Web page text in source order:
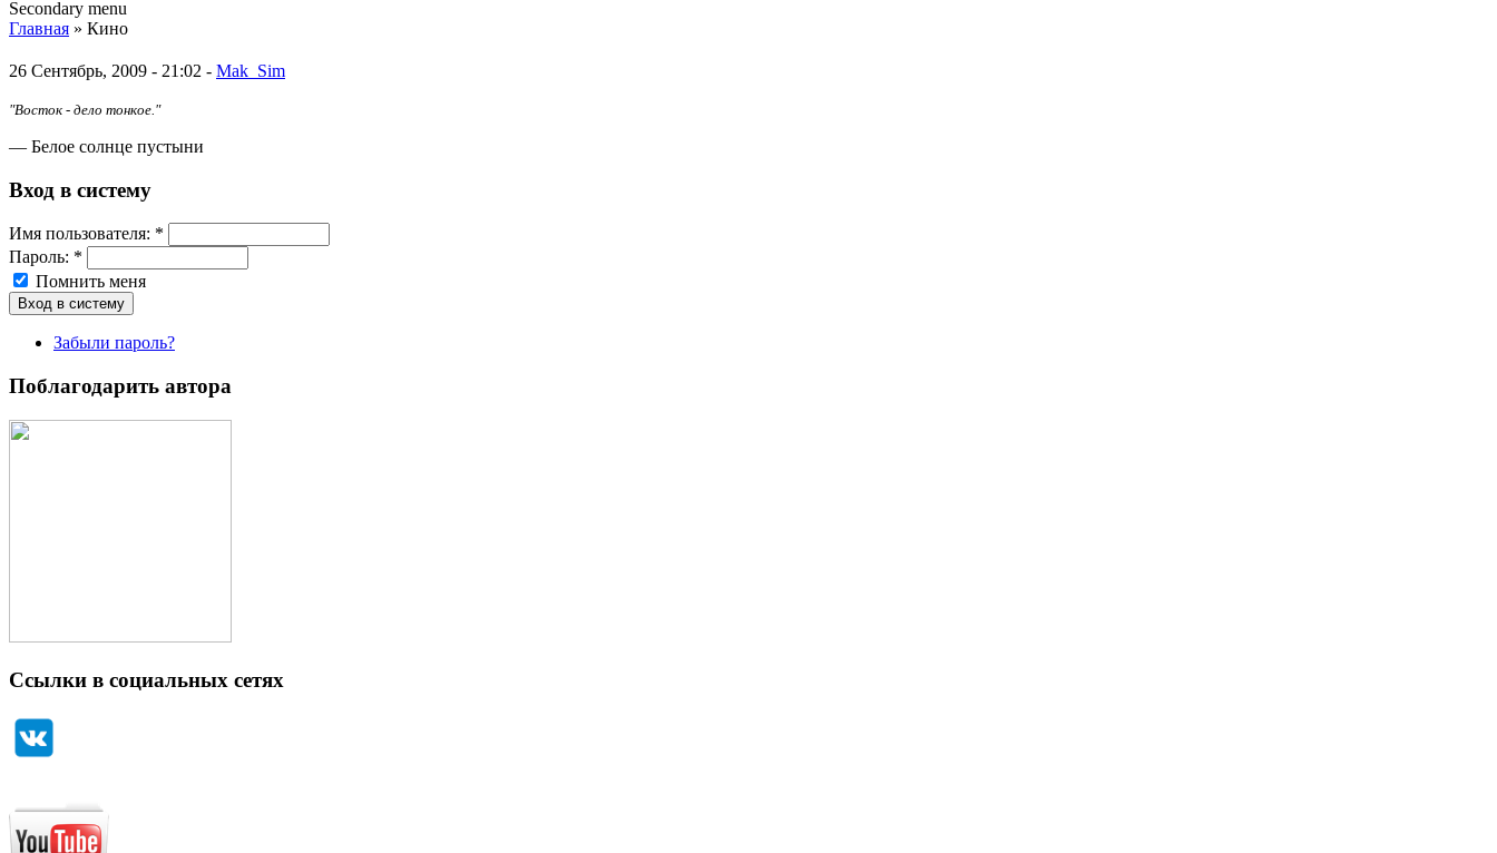
Secondary menu
Главная » Кино
26 Сентябрь, 2009 - 21:02 - Mak_Sim
"Восток - дело тонкое."
— Белое солнце пустыни
Вход в систему
Имя пoльзовaтeля: *
Пароль: *
Помнить меня
Забыли пароль?
Поблагодарить автора
Ссылки в социальных сетях